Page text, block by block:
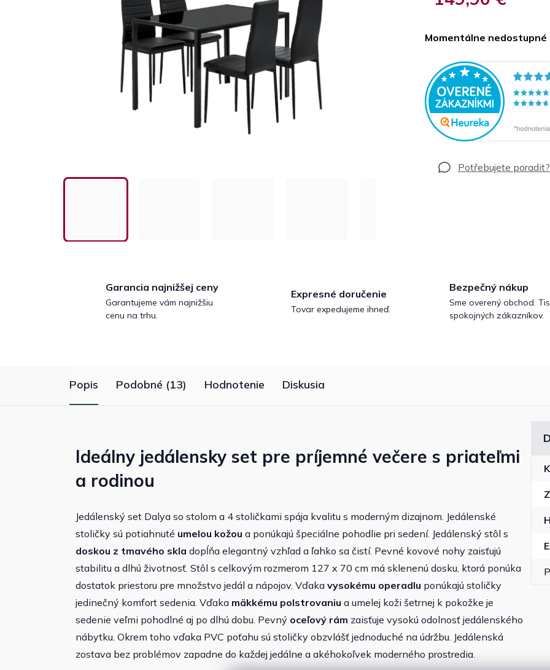
Momentálne nedostupné
Garancia najnižšej ceny
Garantujeme vám najnižšiu
cenu na trhu.
Expresné doručenie
Tovar expedujeme ihneď.
Bezpečný nákup
Sme overený obchod.
spokojných zákazníkov.
Popis Podobné (13) Hodnotenie Diskusia
Ideálny jedálensky set pre príjemné večere s priateľmi
a rodinou
Jedálenský set Dalya so stolom a 4 stoličkami spája kvalitu s moderným dizajnom. Jedálenské
stoličky sú potiahnuté umelou kožou a ponúkajú špeciálne pohodlie pri sedení. Jedálenský stôl s
doskou z tmavého skla dopĺňa elegantný vzhľad a ľahko sa čistí. Pevné kovové nohy zaisťujú
stabilitu a dlhú životnosť. Stôl s celkovým rozmerom 127 x 70 cm má sklenenú dosku, ktorá ponúka
dostatok priestoru pre množstvo jedál a nápojov. Vďaka vysokému operadlu ponúkajú stoličky
jedinečný komfort sedenia. Vďaka mäkkému polstrovaniu a umelej koži šetrnej k pokožke je
sedenie veľmi pohodlné aj po dlhú dobu. Pevný oceľový rám zaisťuje vysokú odolnosť jedálenského
nábytku. Okrem toho vďaka PVC poťahu sú stoličky obzvlášť jednoduché na údržbu. Jedálenská
zostava bez problémov zapadne do každej jedálne a akéhokoľvek moderného prostredia.